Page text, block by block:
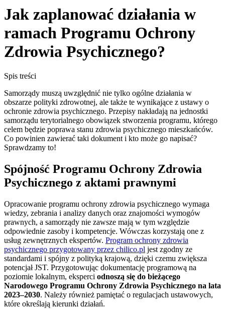
Jak zaplanować działania w
ramach Programu Ochrony
Zdrowia Psychicznego?
Spis treści
Samorządy muszą uwzględnić nie tylko ogólne działania w
obszarze polityki zdrowotnej, ale także te wynikające z ustawy o
ochronie zdrowia psychicznego. Przepisy nakładają na jednostki
samorządu terytorialnego obowiązek stworzenia programu, którego
celem będzie poprawa stanu zdrowia psychicznego mieszkańców.
Co powinien zawierać taki dokument i kto może go napisać?
Sprawdzamy to!
Spójność Programu Ochrony Zdrowia
Psychicznego z aktami prawnymi
Opracowanie programu ochrony zdrowia psychicznego wymaga
wiedzy, zebrania i analizy danych oraz znajomości wymogów
prawnych, a samorządy nie zawsze mają w tym względzie
odpowiednie zasoby i kompetencje. Wówczas korzystają one z
usług zewnętrznych ekspertów. Program ochrony zdrowia
psychicznego przygotowany przez chilico.pl jest zgodny ze
standardami i spójny z polityką krajową, dzięki czemu zwiększa
potencjał JST. Przygotowując dokumentację programową na
poziomie lokalnym, eksperci odnoszą się do bieżącego
Narodowego Programu Ochrony Zdrowia Psychicznego na lata
2023–2030. Należy również pamiętać o regulacjach ustawowych,
które określają kierunki działań.